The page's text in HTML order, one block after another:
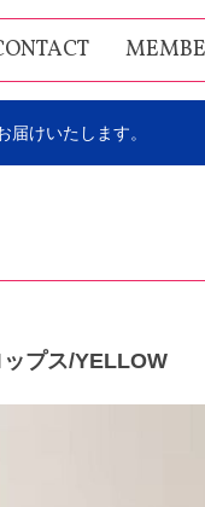
けいたします。
プス/YELLOW